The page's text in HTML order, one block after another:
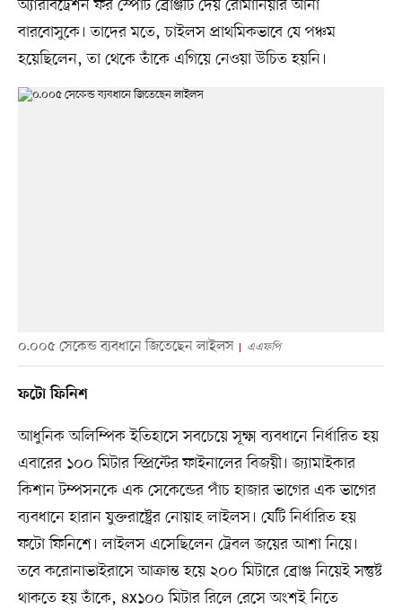
অ্যারবিট্রেশন ফর স্পোর্ট ব্রোঞ্জটি দেয় রোমানিয়ার আনা
বারবোসুকে। তাদের মতে, চাইলস প্রাথমিকভাবে যে পঞ্চম
হয়েছিলেন, তা থেকে তাঁকে এগিয়ে নেওয়া উচিত হয়নি।
০.০০৫ সেকেন্ড ব্যবধানে জিতেছেন লাইলস এএফপি
ফটো ফিনিশ
আধুনিক অলিম্পিক ইতিহাসে সবচেয়ে সূক্ষ্ম ব্যবধানে নির্ধারিত হয়
এবারের ১০০ মিটার স্প্রিন্টের ফাইনালের বিজয়ী। জ্যামাইকার
কিশান টম্পসনকে এক সেকেন্ডের পাঁচ হাজার ভাগের এক ভাগের
ব্যবধানে হারান যুক্তরাষ্ট্রের নোয়াহ লাইলস। যেটি নির্ধারিত হয়
ফটো ফিনিশে। লাইলস এসেছিলেন ট্রেবল জয়ের আশা নিয়ে।
তবে করোনাভাইরাসে আক্রান্ত হয়ে ২০০ মিটারে ব্রোঞ্জ নিয়েই সন্তুষ্ট
থাকতে হয় তাঁকে, ৪x১০০ মিটার রিলে রেসে অংশই নিতে